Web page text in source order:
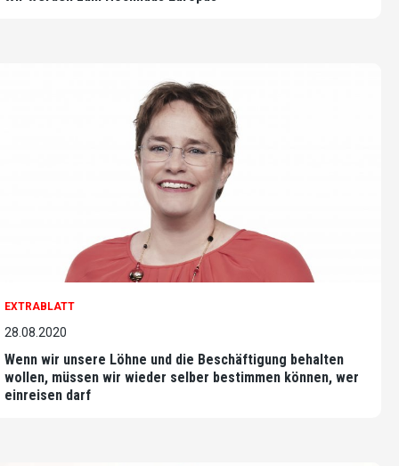
EXTRABLATT
28.08.2020
Wenn wir unsere Löhne und die Beschäftigung behalten
wollen, müssen wir wieder selber bestimmen können, wer
einreisen darf